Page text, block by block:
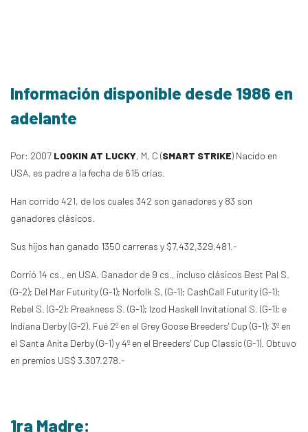
Información disponible desde 1986 en
adelante
Por: 2007 LOOKIN AT LUCKY, M, C (SMART STRIKE) Nacido en
USA, es padre a la fecha de 615 crías.
Han corrido 421, de los cuales 342 son ganadores y 83 son
ganadores clásicos.
Sus hijos han ganado 1350 carreras y $7,432,329,481.-
Corrió 14 cs., en USA. Ganador de 9 cs., incluso clásicos Best Pal S.
(G-2); Del Mar Futurity (G-1); Norfolk S, (G-1); CashCall Futurity (G-1);
Rebel S. (G-2); Preakness S. (G-1); Izod Haskell Invitational S. (G-1); e
Indiana Derby (G-2). Fué 2º en el Grey Goose Breeders' Cup (G-1); 3º en
el Santa Anita Derby (G-1) y 4º en el Breeders' Cup Classic (G-1). Obtuvo
en premios US$ 3.307.278.-
1ra Madre: